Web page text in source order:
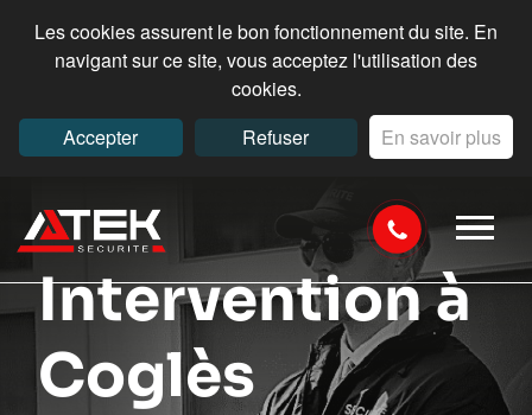
Les cookies assurent le bon fonctionnement du site. En
navigant sur ce site, vous acceptez l'utilisation des
cookies.
Accepter
Refuser En savoir plus
Intervention à
Coglès